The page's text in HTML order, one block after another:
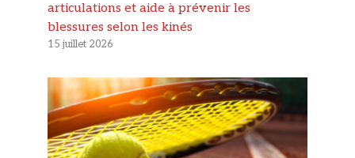
articulations et aide à prévenir les
blessures selon les kinés
15 juillet 2026